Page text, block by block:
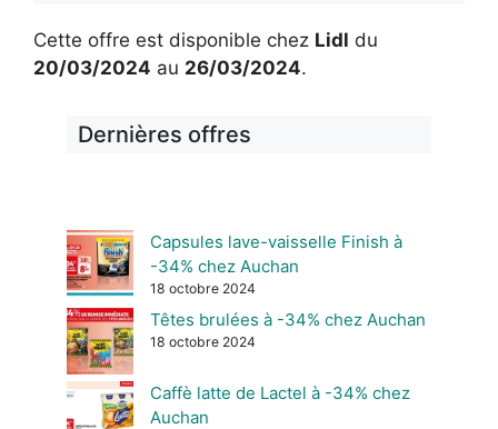
Cette offre est disponible chez Lidl du
20/03/2024 au 26/03/2024.
Dernières offres
Capsules lave-vaisselle Finish à
-34% chez Auchan
18 octobre 2024
Têtes brulées à -34% chez Auchan
18 octobre 2024
Caffè latte de Lactel à -34% chez
Auchan